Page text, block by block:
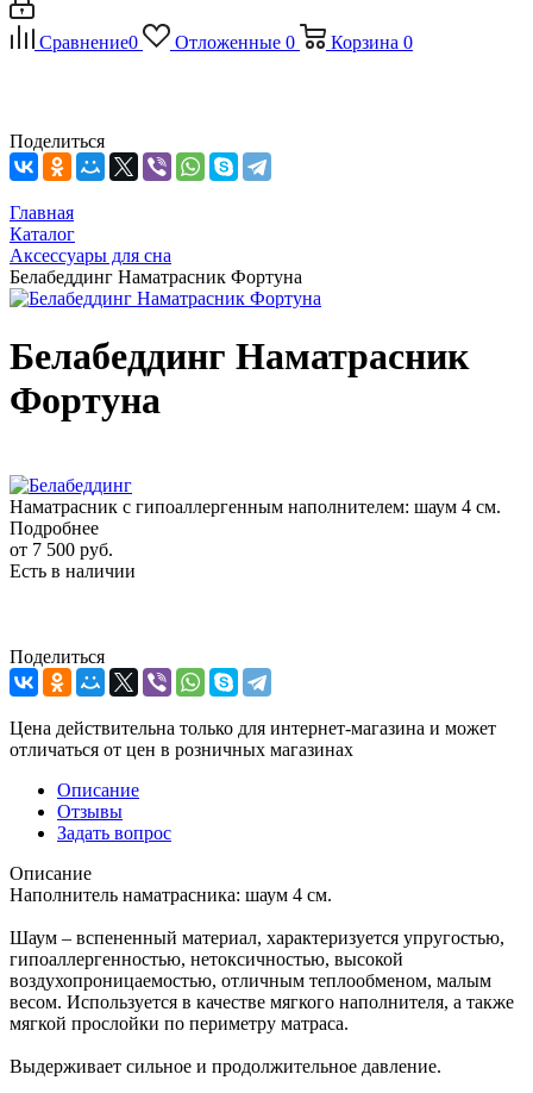
Сравнение0 Отложенные 0 Корзина 0
Поделиться
Главная
Каталог
Аксессуары для сна
Белабеддинг Наматрасник Фортуна
Белабеддинг Наматрасник
Фортуна
Наматрасник с гипоаллергенным наполнителем: шаум 4 cм.
Подробнее
от 7 500 руб.
Есть в наличии
Поделиться
Цена действительна только для интернет-магазина и может
отличаться от цен в розничных магазинах
Описание
Отзывы
Задать вопрос
Описание
Наполнитель наматрасника: шаум 4 cм.
Шаум – вспененный материал, характеризуется упругостью,
гипоаллергенностью, нетоксичностью, высокой
воздухопроницаемостью, отличным теплообменом, малым
весом. Используется в качестве мягкого наполнителя, а также
мягкой прослойки по периметру матраса.
Выдерживает сильное и продолжительное давление.